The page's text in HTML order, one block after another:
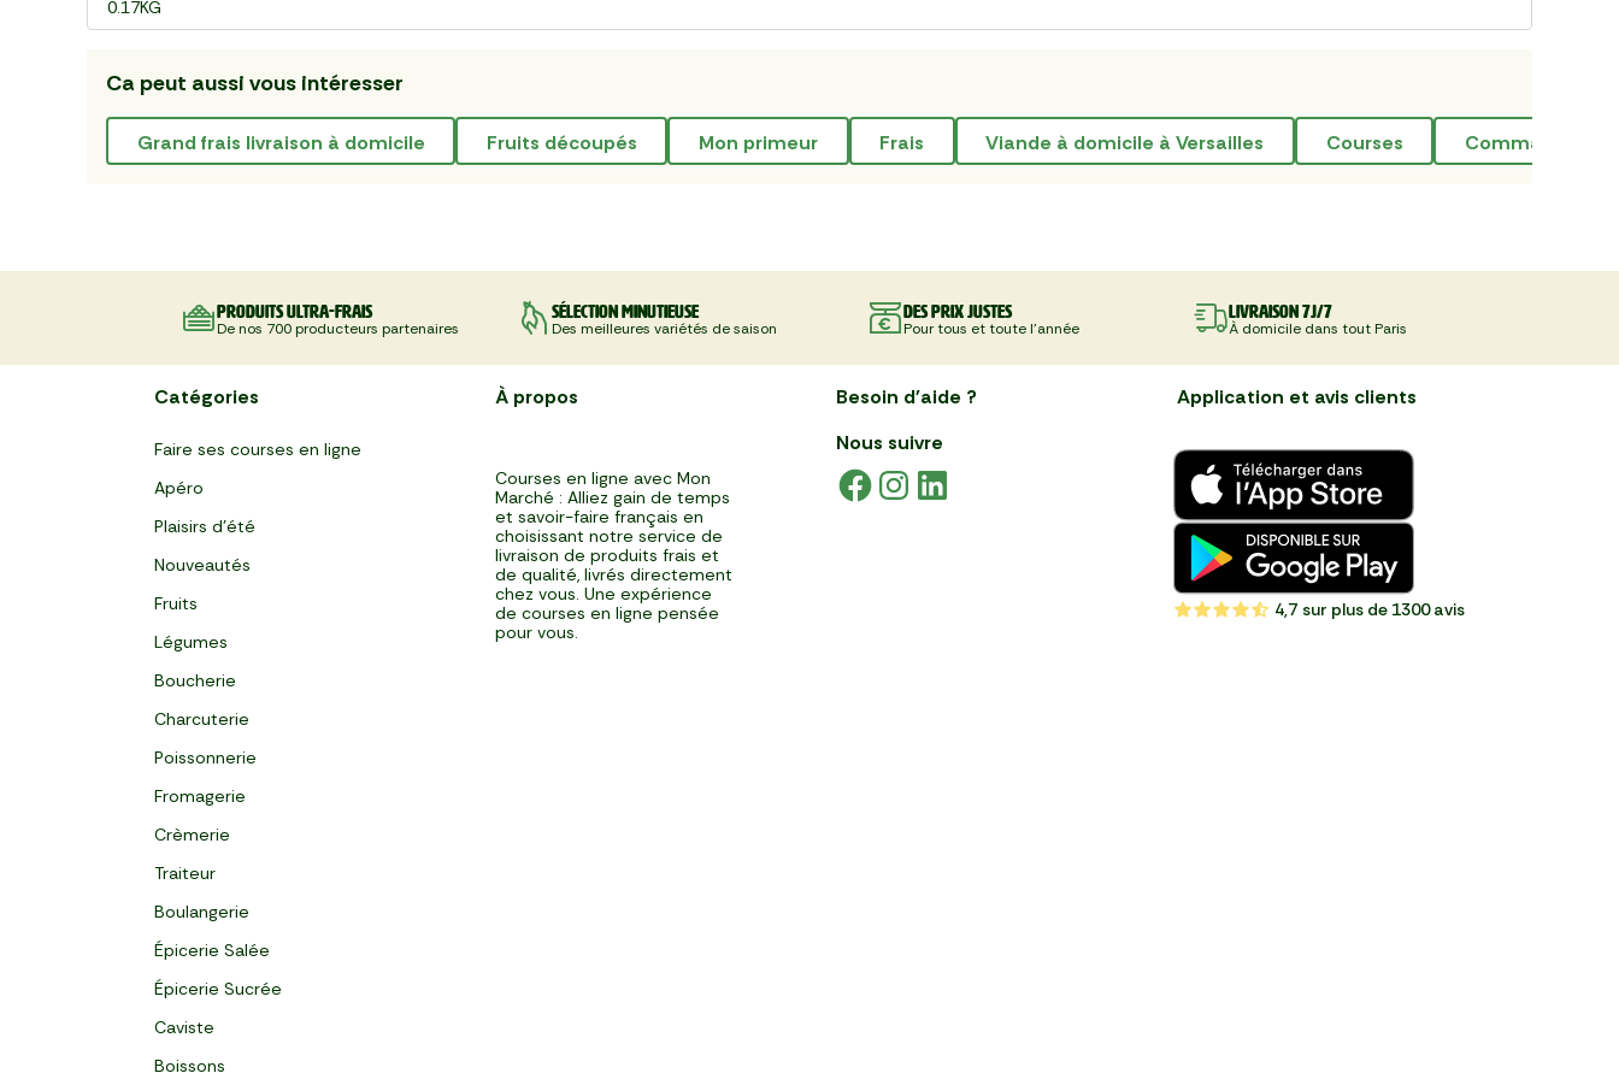
0.17KG
Ca peut aussi vous intéresser
grand frais livraison à domicile fruits découpés mon primeur frais Viande à domicile à Versailles courses commande de
Produits ultra-frais
De nos 700 producteurs partenaires
Sélection minutieuse
Des meilleures variétés de saison
Des prix justes
Pour tous et toute l'année
Livraison 7J/7
À domicile dans tout Paris
Catégories
Faire ses courses en ligne
Apéro
Plaisirs d'été
Nouveautés
Fruits
Légumes
Boucherie
Charcuterie
Poissonnerie
Fromagerie
Crèmerie
Traiteur
Boulangerie
Épicerie Salée
Épicerie Sucrée
Caviste
Boissons
À propos
Courses en ligne avec Mon
Marché : Alliez gain de temps
et savoir-faire français en
choisissant notre service de
livraison de produits frais et
de qualité, livrés directement
chez vous. Une expérience
de courses en ligne pensée
pour vous.
Besoin d'aide ?
Nous suivre
Application et avis clients
4,7 sur plus de 1300 avis